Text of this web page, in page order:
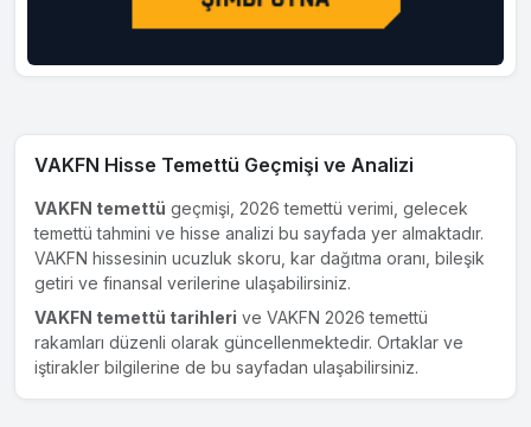
VAKFN Hisse Temettü Geçmişi ve Analizi
VAKFN temettü geçmişi, 2026 temettü verimi, gelecek
temettü tahmini ve hisse analizi bu sayfada yer almaktadır.
VAKFN hissesinin ucuzluk skoru, kar dağıtma oranı, bileşik
getiri ve finansal verilerine ulaşabilirsiniz.
VAKFN temettü tarihleri ve VAKFN 2026 temettü
rakamları düzenli olarak güncellenmektedir. Ortaklar ve
iştirakler bilgilerine de bu sayfadan ulaşabilirsiniz.